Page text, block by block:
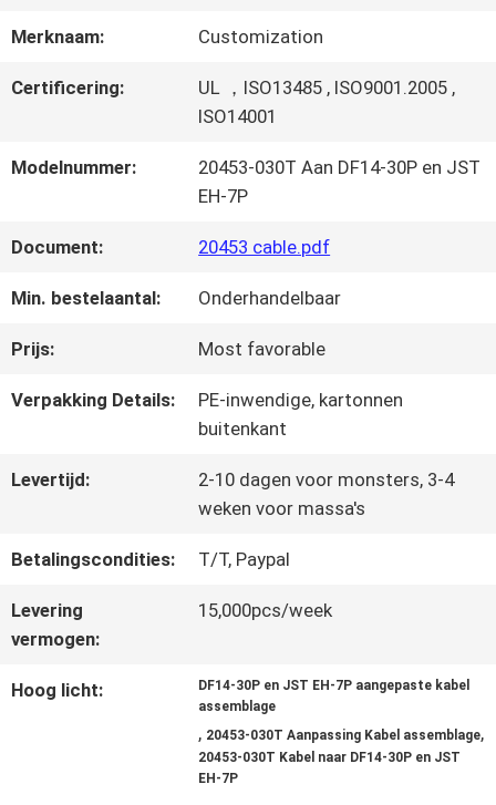
ONS
FABRIEKSTOUR
KWALITEITSCONTROLE
OP
NIEUWS
GEVALLEN
Merknaam: Customization
Certificering:
UL ，ISO13485 , ISO9001.2005 ,
ISO14001
Modelnummer:
20453-030T Aan DF14-30P en JST
EH-7P
Document: 20453 cable.pdf
Min. bestelaantal: Onderhandelbaar
Prijs: Most favorable
Verpakking Details:
PE-inwendige, kartonnen
buitenkant
Levertijd:
2-10 dagen voor monsters, 3-4
weken voor massa's
Betalingscondities: T/T, Paypal
Levering
vermogen:
15,000pcs/week
Hoog licht:
DF14-30P en JST EH-7P aangepaste kabel
assemblage
, 20453-030T Aanpassing Kabel assemblage,
20453-030T Kabel naar DF14-30P en JST
EH-7P